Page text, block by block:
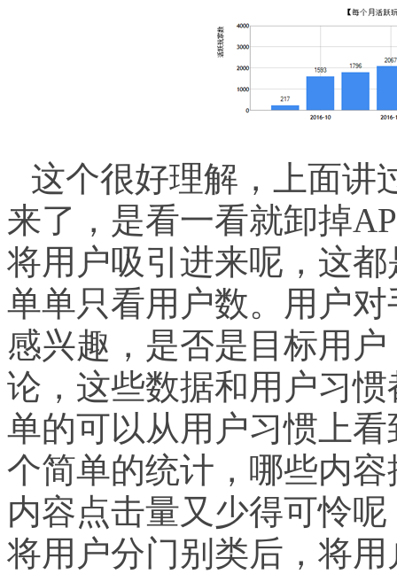
这个很好理解，上面讲
来了，是看一看就卸掉
将用户吸引进来呢，这
单单只看用户数。用户
感兴趣，是否是目标用
论，这些数据和用户习
单的可以从用户习惯上
个简单的统计，哪些内
内容点击量又少得可怜
将用户分门别类后，将